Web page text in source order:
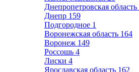
Днепропетровская область
Днепр 159
Подгородное 1
Воронежская область 164
Воронеж 149
Россошь 4
Лиски 4
Ярославская область 162